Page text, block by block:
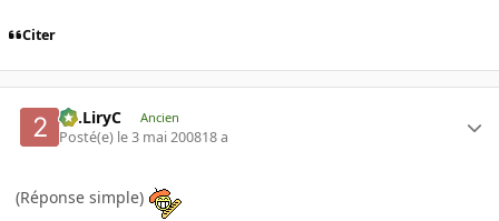
Citer
2C.LiryC Ancien
Posté(e) le 3 mai 200818 a
(Réponse simple)